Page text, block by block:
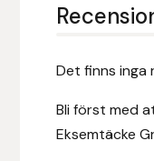
Det finns inga
Bli först med
Eksemtäcke
Furminator